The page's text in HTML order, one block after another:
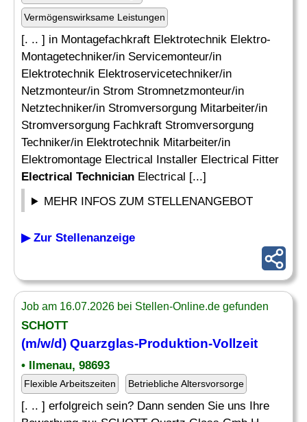
Vermögenswirksame Leistungen
[. .. ] in Montagefachkraft Elektrotechnik Elektro-
Montagetechniker/in Servicemonteur/in
Elektrotechnik Elektroservicetechniker/in
Netzmonteur/in Strom Stromnetzmonteur/in
Netztechniker/in Stromversorgung Mitarbeiter/in
Stromversorgung Fachkraft Stromversorgung
Techniker/in Elektrotechnik Mitarbeiter/in
Elektromontage Electrical Installer Electrical Fitter
Electrical Technician Electrical [...]
MEHR INFOS ZUM STELLENANGEBOT
▶ Zur Stellenanzeige
Job am 16.07.2026 bei Stellen-Online.de gefunden
SCHOTT
(m/w/d) Quarzglas-Produktion-Vollzeit
• Ilmenau, 98693
Flexible Arbeitszeiten Betriebliche Altersvorsorge
[. .. ] erfolgreich sein? Dann senden Sie uns Ihre